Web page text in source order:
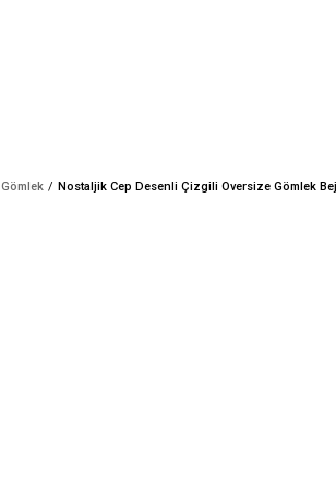
Gömlek Nostaljik Cep Desenli Çizgili Oversize Gömlek Bej